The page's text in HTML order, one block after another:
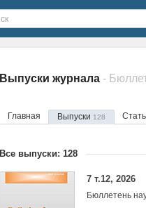
Выпуски журнала -
Главная Выпуски 128
Все выпуски: 128
7 т.12, 2026
Бюллетень